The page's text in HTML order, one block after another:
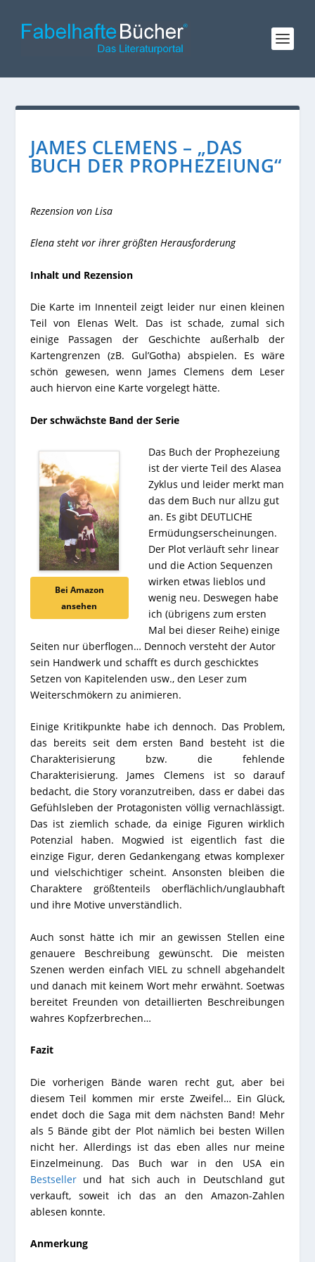
JAMES CLEMENS – „DAS
BUCH DER PROPHEZEIUNG“
Rezension von Lisa
Elena steht vor ihrer größten Herausforderung
Inhalt und Rezension
Die Karte im Innenteil zeigt leider nur einen kleinen
Teil von Elenas Welt. Das ist schade, zumal sich
einige Passagen der Geschichte außerhalb der
Kartengrenzen (zB. Gul’Gotha) abspielen. Es wäre
schön gewesen, wenn James Clemens dem Leser
auch hiervon eine Karte vorgelegt hätte.
Der schwächste Band der Serie
Bei Amazon
ansehen
Das Buch der Prophezeiung
ist der vierte Teil des Alasea
Zyklus und leider merkt man
das dem Buch nur allzu gut
an. Es gibt DEUTLICHE
Ermüdungserscheinungen.
Der Plot verläuft sehr linear
und die Action Sequenzen
wirken etwas lieblos und
wenig neu. Deswegen habe
ich (übrigens zum ersten
Mal bei dieser Reihe) einige
Seiten nur überflogen… Dennoch versteht der Autor
sein Handwerk und schafft es durch geschicktes
Setzen von Kapitelenden usw., den Leser zum
Weiterschmökern zu animieren.
Einige Kritikpunkte habe ich dennoch. Das Problem,
das bereits seit dem ersten Band besteht ist die
Charakterisierung bzw. die fehlende
Charakterisierung. James Clemens ist so darauf
bedacht, die Story voranzutreiben, dass er dabei das
Gefühlsleben der Protagonisten völlig vernachlässigt.
Das ist ziemlich schade, da einige Figuren wirklich
Potenzial haben. Mogwied ist eigentlich fast die
einzige Figur, deren Gedankengang etwas komplexer
und vielschichtiger scheint. Ansonsten bleiben die
Charaktere größtenteils oberflächlich/unglaubhaft
und ihre Motive unverständlich.
Auch sonst hätte ich mir an gewissen Stellen eine
genauere Beschreibung gewünscht. Die meisten
Szenen werden einfach VIEL zu schnell abgehandelt
und danach mit keinem Wort mehr erwähnt. Soetwas
bereitet Freunden von detaillierten Beschreibungen
wahres Kopfzerbrechen…
Fazit
Die vorherigen Bände waren recht gut, aber bei
diesem Teil kommen mir erste Zweifel… Ein Glück,
endet doch die Saga mit dem nächsten Band! Mehr
als 5 Bände gibt der Plot nämlich bei besten Willen
nicht her. Allerdings ist das eben alles nur meine
Einzelmeinung. Das Buch war in den USA ein
Bestseller und hat sich auch in Deutschland gut
verkauft, soweit ich das an den Amazon-Zahlen
ablesen konnte.
Anmerkung